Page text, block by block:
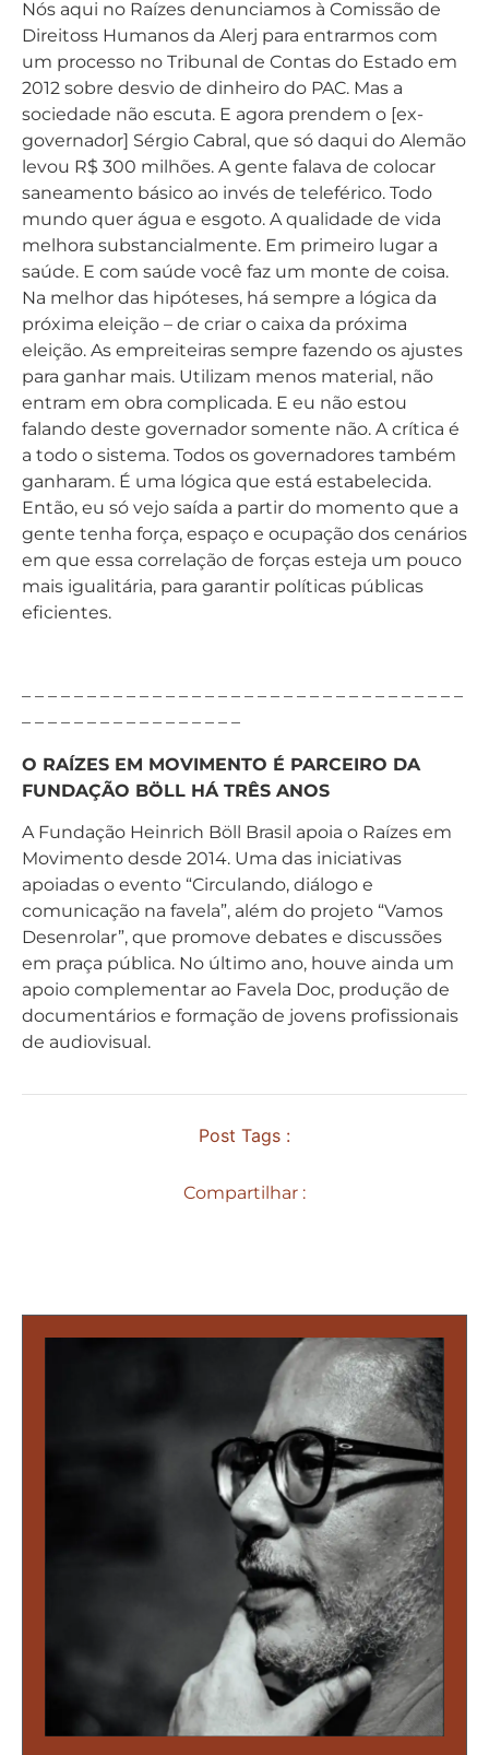
Nós aqui no Raízes denunciamos à Comissão de
Direitoss Humanos da Alerj para entrarmos com
um processo no Tribunal de Contas do Estado em
2012 sobre desvio de dinheiro do PAC. Mas a
sociedade não escuta. E agora prendem o [ex-
governador] Sérgio Cabral, que só daqui do Alemão
levou R$ 300 milhões. A gente falava de colocar
saneamento básico ao invés de teleférico. Todo
mundo quer água e esgoto. A qualidade de vida
melhora substancialmente. Em primeiro lugar a
saúde. E com saúde você faz um monte de coisa.
Na melhor das hipóteses, há sempre a lógica da
próxima eleição – de criar o caixa da próxima
eleição. As empreiteiras sempre fazendo os ajustes
para ganhar mais. Utilizam menos material, não
entram em obra complicada. E eu não estou
falando deste governador somente não. A crítica é
a todo o sistema. Todos os governadores também
ganharam. É uma lógica que está estabelecida.
Então, eu só vejo saída a partir do momento que a
gente tenha força, espaço e ocupação dos cenários
em que essa correlação de forças esteja um pouco
mais igualitária, para garantir políticas públicas
eficientes.
– – – – – – – – – – – – – – – – – – – – – – – – – – – – – – – – – –
– – – – – – – – – – – – – – – – –
O RAÍZES EM MOVIMENTO É PARCEIRO DA
FUNDAÇÃO BÖLL HÁ TRÊS ANOS
A Fundação Heinrich Böll Brasil apoia o Raízes em
Movimento desde 2014. Uma das iniciativas
apoiadas o evento “Circulando, diálogo e
comunicação na favela”, além do projeto “Vamos
Desenrolar”, que promove debates e discussões
em praça pública. No último ano, houve ainda um
apoio complementar ao Favela Doc, produção de
documentários e formação de jovens profissionais
de audiovisual.
Post Tags :
Compartilhar :